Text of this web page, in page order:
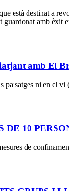
està destinat a
guardonat amb èxit
amb El
ni en el
DE 10
de